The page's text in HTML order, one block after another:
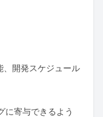
、開発スケジュール
に寄与できるよう